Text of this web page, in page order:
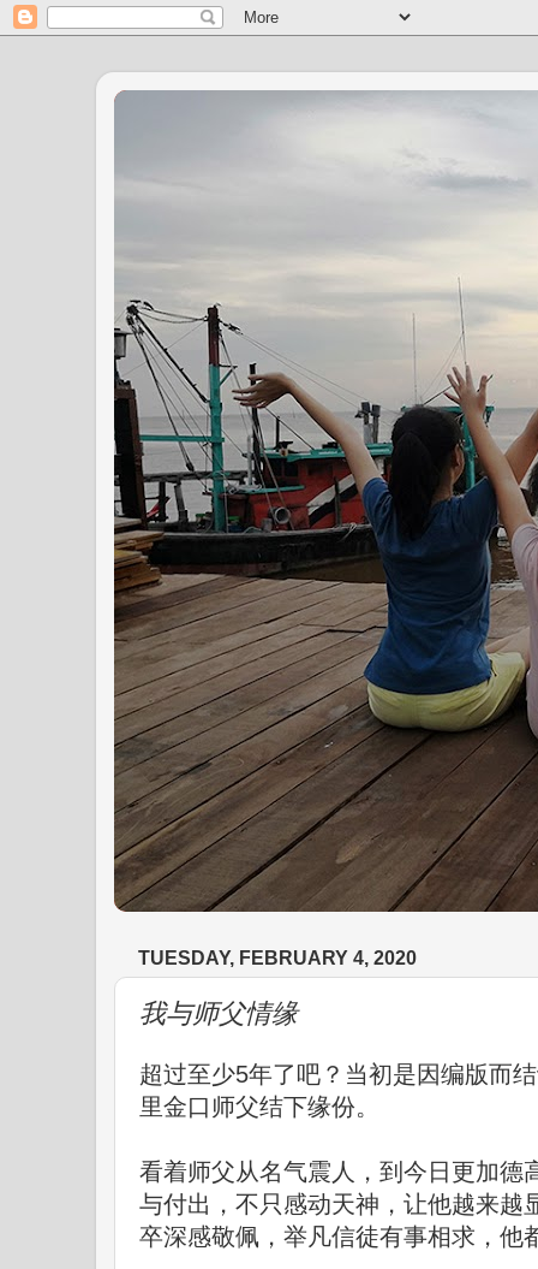
TUESDAY, FEBRUARY 4, 2020
我与师父情缘
超过至少5年了吧？当初是因编版而
里金口师父结下缘份。
看着师父从名气震人，到今日更加德
与付出，不只感动天神，让他越来越
卒深感敬佩，举凡信徒有事相求，他